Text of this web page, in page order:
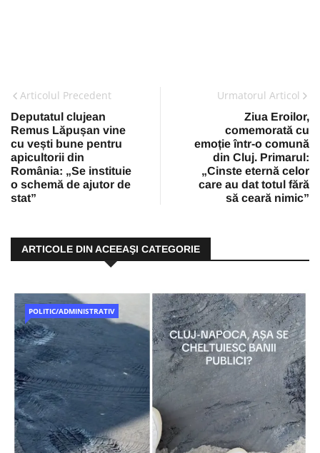
Articolul Precedent
Deputatul clujean
Remus Lăpușan vine
cu vești bune pentru
apicultorii din
România: „Se instituie
o schemă de ajutor de
stat”
Urmatorul Articol
Ziua Eroilor,
comemorată cu
emoție într-o comună
din Cluj. Primarul:
„Cinste eternă celor
care au dat totul fără
să ceară nimic”
ARTICOLE DIN ACEEAŞI CATEGORIE
POLITIC/ADMINISTRATIV